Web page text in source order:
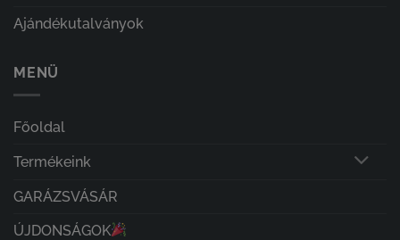
Ajándékutalványok
MENÜ
Főoldal
Termékeink
GARÁZSVÁSÁR
ÚJDONSÁGOK